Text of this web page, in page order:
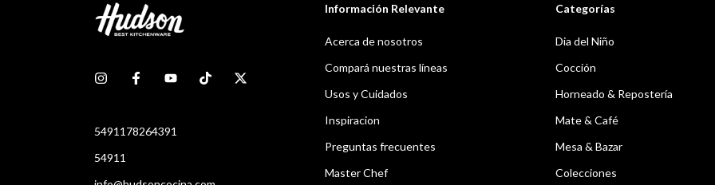
5491178264391
54911
Información Relevante
Acerca de nosotros
Compará nuestras líneas
Usos y Cuidados
Inspiracion
Preguntas frecuentes
Master Chef
Categorías
Dia del Niño
Cocción
Horneado & Repostería
Mate & Café
Mesa & Bazar
Colecciones